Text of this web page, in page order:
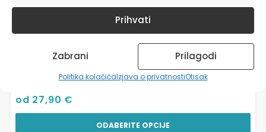
Prihvati
Zabrani Prilagodi
Politika kolačićaIzjava o privatnostiOtisak
Zidna Tapeta Za Dječju Sobu | Ocean Adventure |
HIAWorkshop®
od 27,90 €
ODABERITE OPCIJE